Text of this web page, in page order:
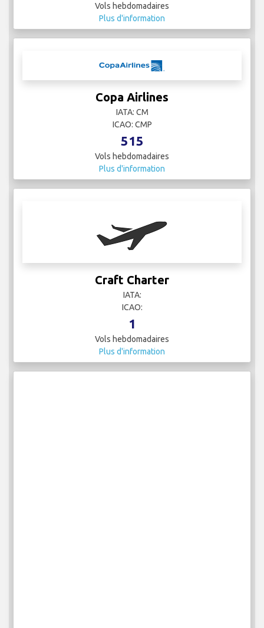
Vols hebdomadaires
Plus d'information
Copa Airlines
IATA: CM
ICAO: CMP
515
Vols hebdomadaires
Plus d'information
Craft Charter
IATA:
ICAO:
1
Vols hebdomadaires
Plus d'information